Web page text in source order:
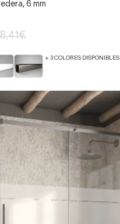
6 mm
+ 3 COLORES DISPONIBLES